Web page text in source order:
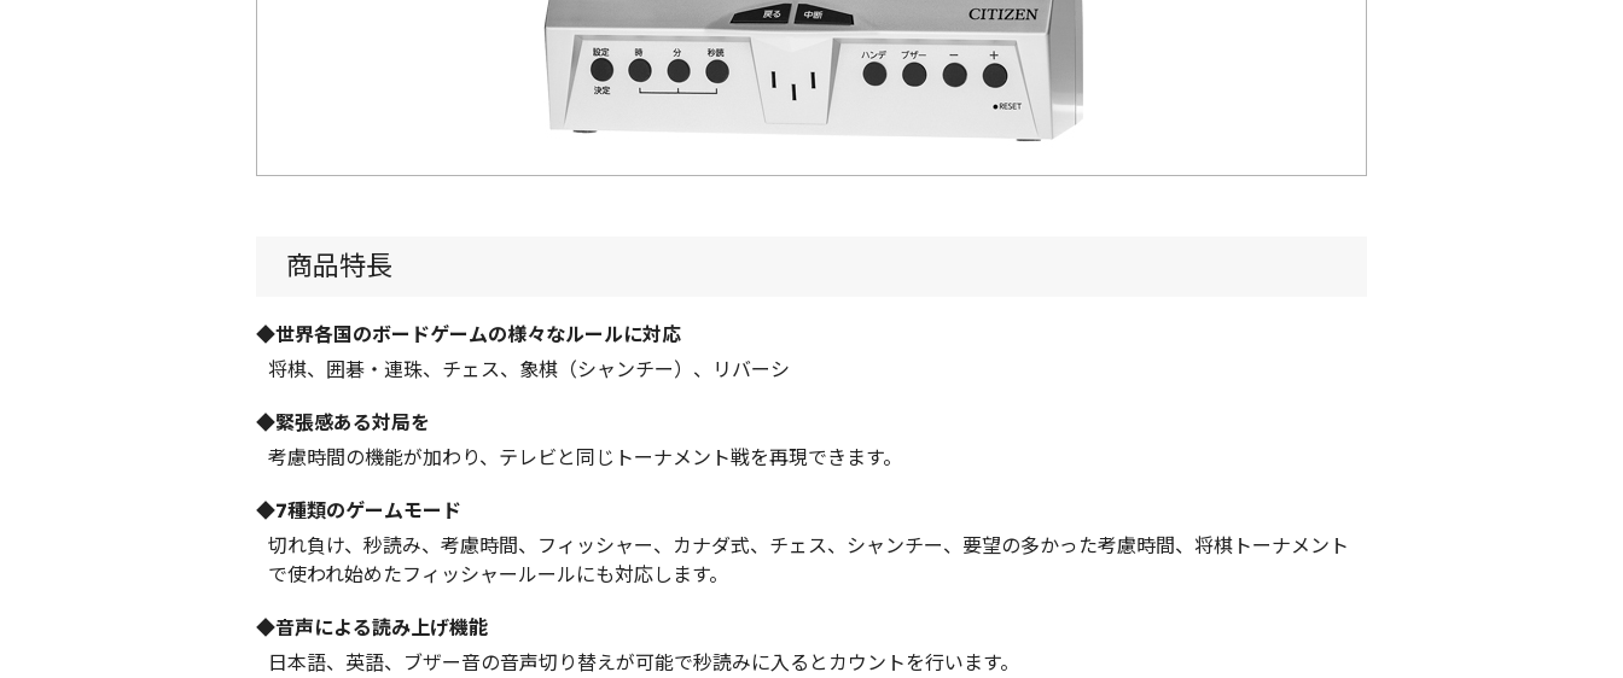
商品特長
◆世界各国のボードゲームの様々なルールに対応
将棋、囲碁・連珠、チェス、象棋（シャンチー）、リバーシ
◆緊張感ある対局を
考慮時間の機能が加わり、テレビと同じトーナメント戦を再現できます。
◆7種類のゲームモード
切れ負け、秒読み、考慮時間、フィッシャー、カナダ式、チェス、シャンチー、要望の多かった考慮時間、将棋トーナメント
で使われ始めたフィッシャールールにも対応します。
◆音声による読み上げ機能
日本語、英語、ブザー音の音声切り替えが可能で秒読みに入るとカウントを行います。